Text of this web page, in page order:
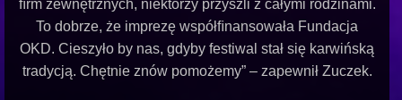
ﬁrm zewnętrznych, niektórzy przyszli z całymi rodzinami.
To dobrze, że imprezę współﬁnansowała Fundacja
OKD. Cieszyło by nas, gdyby festiwal stał się karwińską
tradycją. Chętnie znów pomożemy” – zapewnił Zuczek.